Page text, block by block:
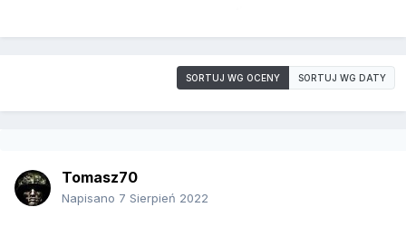
SORTUJ WG OCENY SORTUJ WG DATY
Tomasz70
Napisano 7 Sierpień 2022